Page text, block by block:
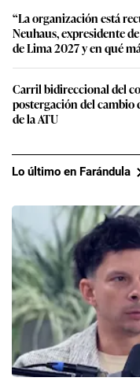
“La organización está
Neuhaus, expresidente
de Lima 2027 y en qué
Carril bidireccional del
postergación del cambio
de la ATU
Lo último en Farándula